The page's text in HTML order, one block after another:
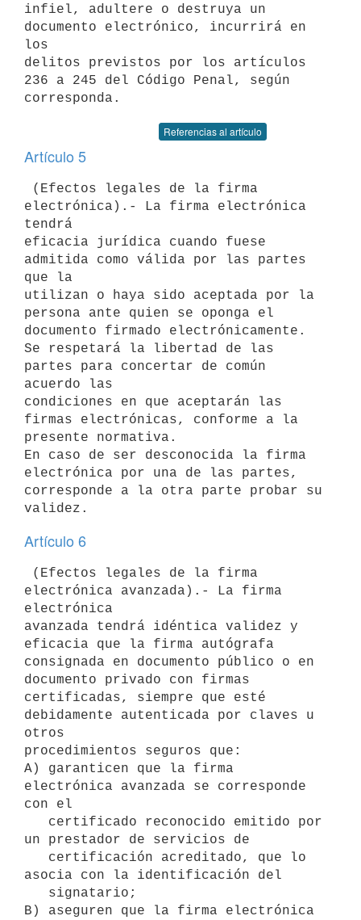
infiel, adultere o destruya un
documento electrónico, incurrirá en
los
delitos previstos por los artículos
236 a 245 del Código Penal, según
Referencias al artículo
Artículo 5
electrónica).- La firma electrónica
tendrá
eficacia jurídica cuando fuese
admitida como válida por las partes
que la
utilizan o haya sido aceptada por la
persona ante quien se oponga el
documento firmado electrónicamente.
Se respetará la libertad de las
partes para concertar de común
acuerdo las
condiciones en que aceptarán las
firmas electrónicas, conforme a la
presente normativa.
En caso de ser desconocida la firma
electrónica por una de las partes,
corresponde a la otra parte probar su
Artículo 6
electrónica avanzada).- La firma
electrónica
avanzada tendrá idéntica validez y
eficacia que la firma autógrafa
consignada en documento público o en
documento privado con firmas
certificadas, siempre que esté
debidamente autenticada por claves u
otros
procedimientos seguros que:
A) garanticen que la firma
electrónica avanzada se corresponde
con el
un prestador de servicios de
asocia con la identificación del
B) aseguren que la firma electrónica